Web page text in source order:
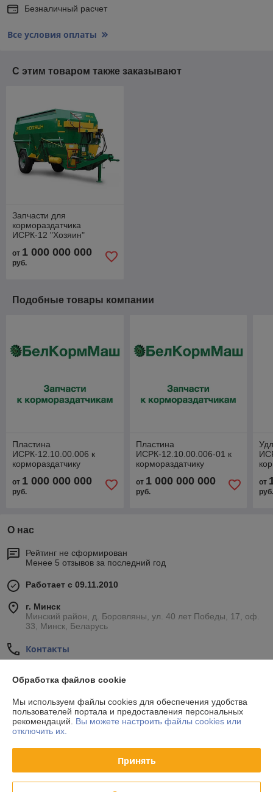
Безналичный расчет
Все условия оплаты
С этим товаром также заказывают
Запчасти для
кормораздатчика
ИСРК-12 "Хозяин"
от 1 000 000 000
руб.
Подобные товары компании
Пластина
ИСРК-12.10.00.006 к
кормораздатчику
от 1 000 000 000
руб.
Пластина
ИСРК-12.10.00.006-01 к
кормораздатчику
от 1 000 000 000
руб.
от
О нас
Рейтинг не сформирован
Менее 5 отзывов за последний год
Работает с 09.11.2010
г. Минск
Минский район, д. Боровляны, ул. 40 лет Победы, 17, оф.
33, Минск, Беларусь
Контакты
Отзывы о магазине
34 отзывов за всё время
Обработка файлов cookie
Мы используем файлы cookies для обеспечения удобства
пользователей портала и предоставления персональных
рекомендаций. Вы можете настроить файлы cookies или
отключить их.
Принять